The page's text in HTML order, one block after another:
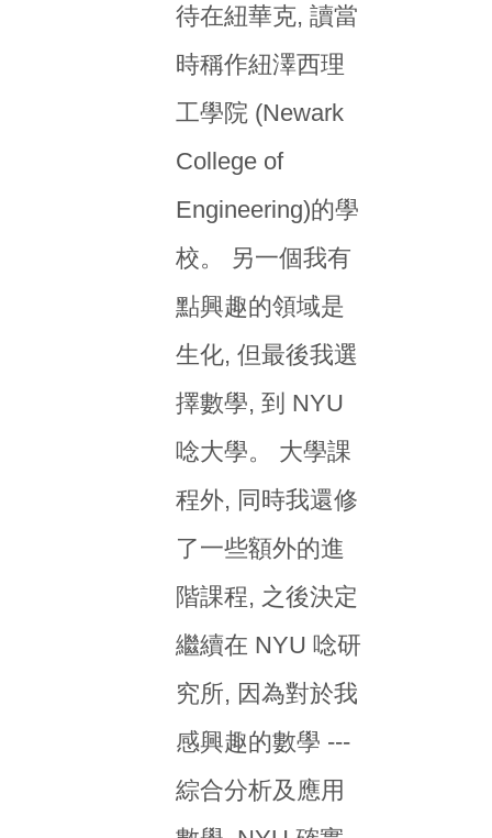
待在紐華克, 讀當
時稱作紐澤西理
工學院 (Newark
College of
Engineering)的學
校。 另一個我有
點興趣的領域是
生化, 但最後我選
擇數學, 到 NYU
唸大學。 大學課
程外, 同時我還修
了一些額外的進
階課程, 之後決定
繼續在 NYU 唸研
究所, 因為對於我
感興趣的數學 ---
綜合分析及應用